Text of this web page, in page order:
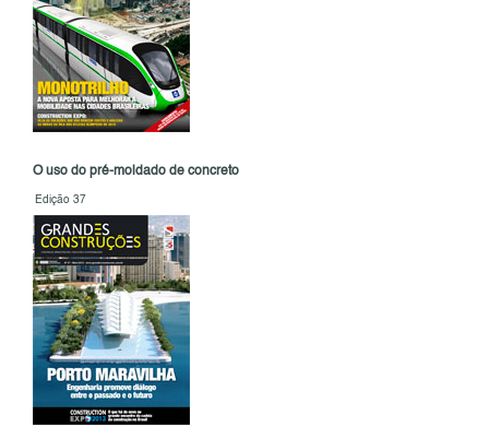
O uso do pré-moldado de concreto
Edição 37